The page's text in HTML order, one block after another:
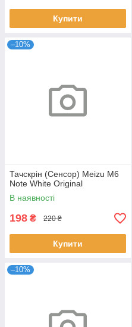
Купити
–10%
Тачскрін (Сенсор) Meizu M6
Note White Original
В наявності
198 ₴ 220 ₴
Купити
–10%